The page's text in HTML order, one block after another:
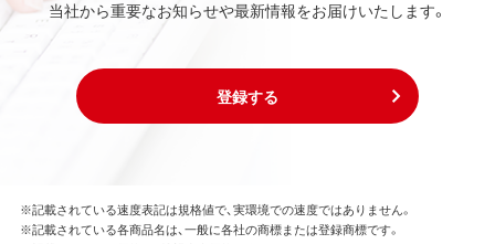
当社から重要なお知らせや最新情報をお届けいたします。
登録する
※記載されている速度表記は規格値で、実環境での速度ではありません。
※記載されている各商品名は、一般に各社の商標または登録商標です。